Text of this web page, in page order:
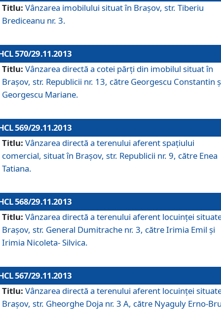
Titlu: Vânzarea imobilului situat în Braşov, str. Tiberiu
Brediceanu nr. 3.
570/29.11.2013
Titlu: Vânzarea directă a cotei părţi din imobilul situat în
Braşov, str. Republicii nr. 13, către Georgescu Constantin
Georgescu Mariane.
569/29.11.2013
Titlu: Vânzarea directă a terenului aferent spaţiului
comercial, situat în Braşov, str. Republicii nr. 9, către Enea
Tatiana.
568/29.11.2013
Titlu: Vânzarea directă a terenului aferent locuinţei
Braşov, str. General Dumitrache nr. 3, către Irimia Emil şi
Irimia Nicoleta- Silvica.
567/29.11.2013
Titlu: Vânzarea directă a terenului aferent locuinţei
Braşov, str. Gheorghe Doja nr. 3 A, către Nyaguly Erno-